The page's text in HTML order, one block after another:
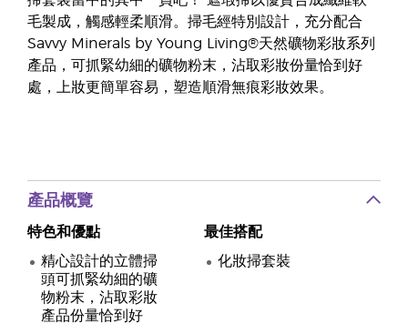
毛製成，觸感輕柔順滑。掃毛經特別設計，充分配合
Savvy Minerals by Young Living®天然礦物彩妝系列
產品，可抓緊幼細的礦物粉末，沾取彩妝份量恰到好
處，上妝更簡單容易，塑造順滑無痕彩妝效果。
產品概覽
特色和優點
精心設計的立體掃
頭可抓緊幼細的礦
物粉末，沾取彩妝
產品份量恰到好
最佳搭配
化妝掃套裝